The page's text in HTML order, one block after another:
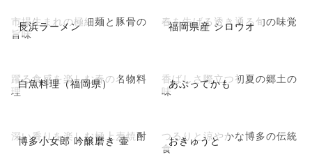
長浜ラーメン
市場生まれの極細麺と豚骨の
旨味
福岡県産 シロウオ
春を告げる透き通る旬の味覚
白魚料理（福岡県）
躍る食感を楽しむ春の名物料
理
あぶってかも
香ばしさ際立つ初夏の郷土の
味
博多小女郎 吟醸磨き 壷
深い香りを楽しむ極上麦焼酎 おきゅうと
つるりと涼やかな博多の伝統
食